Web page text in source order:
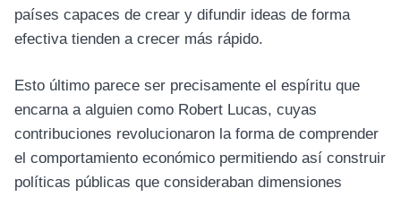
países capaces de crear y difundir ideas de forma
efectiva tienden a crecer más rápido.
Esto último parece ser precisamente el espíritu que
encarna a alguien como Robert Lucas, cuyas
contribuciones revolucionaron la forma de comprender
el comportamiento económico permitiendo así construir
políticas públicas que consideraban dimensiones